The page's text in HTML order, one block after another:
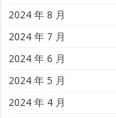
2024 年 8 月
2024 年 7 月
2024 年 6 月
2024 年 5 月
2024 年 4 月